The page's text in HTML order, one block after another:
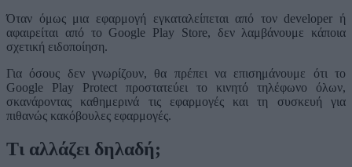
Όταν όμως μια εφαρμογή εγκαταλείπεται από τον developer ή
αφαιρείται από το Google Play Store, δεν λαμβάνουμε κάποια
σχετική ειδοποίηση.
Για όσους δεν γνωρίζουν, θα πρέπει να επισημάνουμε ότι το
Google Play Protect προστατεύει το κινητό τηλέφωνο όλων,
σκανάροντας καθημερινά τις εφαρμογές και τη συσκευή για
πιθανώς κακόβουλες εφαρμογές.
Τι αλλάζει δηλαδή;